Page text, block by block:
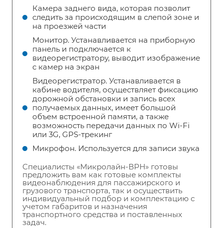
Камера заднего вида, которая позволит
следить за происходящим в слепой зоне и
на проезжей части
Монитор. Устанавливается на приборную
панель и подключается к
видеорегистратору, выводит изображение
с камер на экран
Видеорегистратор. Устанавливается в
кабине водителя, осуществляет фиксацию
дорожной обстановки и запись всех
получаемых данных, имеет большой
объем встроенной памяти, а также
возможность передачи данных по Wi-Fi
или 3G, GPS-трекинг
Микрофон. Используется для записи звука
Специалисты «Микролайн-ВРН» готовы
предложить вам как готовые комплекты
видеонаблюдения для пассажирского и
грузового транспорта, так и осуществить
индивидуальный подбор и комплектацию с
учетом габаритов и назначения
транспортного средства и поставленных
задач.